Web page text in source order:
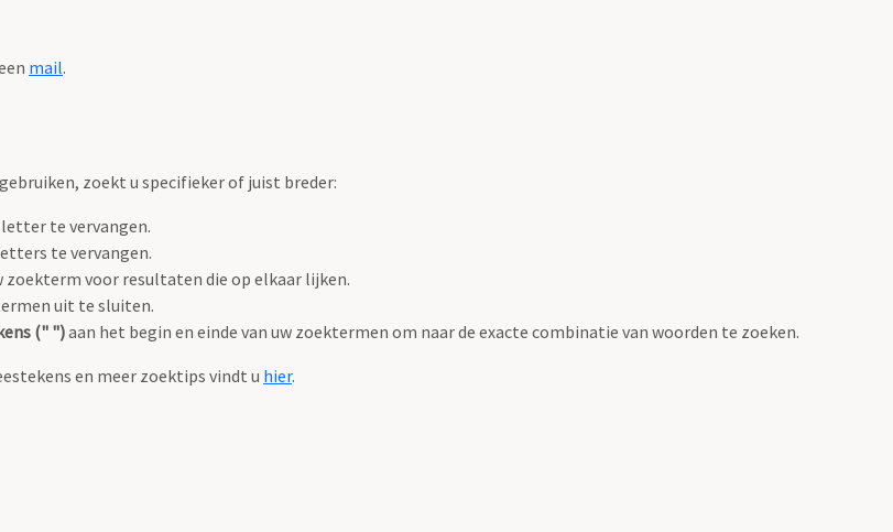
mail.
zoekt u specifieker of juist breder:
te vervangen.
te vervangen.
zoekterm voor resultaten die op elkaar lijken.
uit te sluiten.
(" ")aan het begin en einde van uw zoektermen om naar de exacte combinatie van woorden te zoeken.
en meer zoektips vindt u hier.